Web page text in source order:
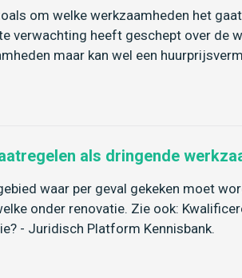
om welke werkzaamheden het
verwachting heeft geschept over de
maar kan wel een
als dringende
waar per geval gekeken moet
onder renovatie. Zie ook:
- Juridisch Platform Kennisbank.